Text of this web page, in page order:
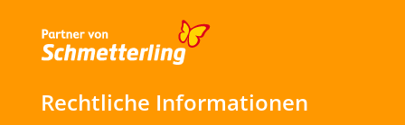
Rechtliche Informationen